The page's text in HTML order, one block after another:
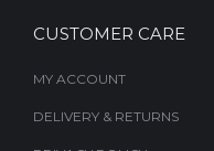
CUSTOMER CARE
MY ACCOUNT
DELIVERY & RETURNS